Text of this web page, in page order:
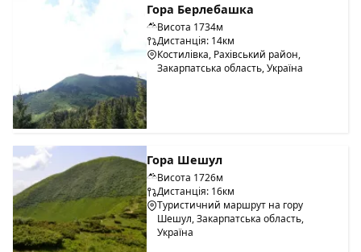
Гора Берлебашка
Висота 1734м
Дистанція: 14км
Костилівка, Рахівський район,
Закарпатська область, Україна
Гора Шешул
Висота 1726м
Дистанція: 16км
Туристичний маршрут на гору
Шешул, Закарпатська область,
Україна